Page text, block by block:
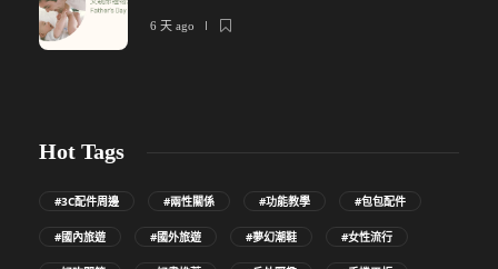
6 天 ago
Hot Tags
#3C配件周邊 #兩性關係 #功能教學 #包包配件
#國內旅遊 #國外旅遊 #夢幻潮鞋 #女性流行